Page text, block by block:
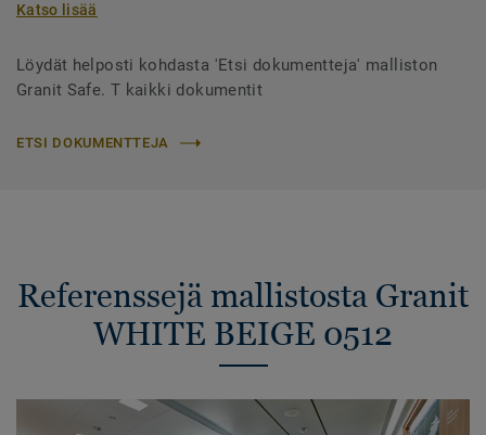
Katso lisää
Löydät helposti kohdasta 'Etsi dokumentteja' malliston
Granit Safe. T kaikki dokumentit
ETSI DOKUMENTTEJA
Referenssejä mallistosta Granit
WHITE BEIGE 0512